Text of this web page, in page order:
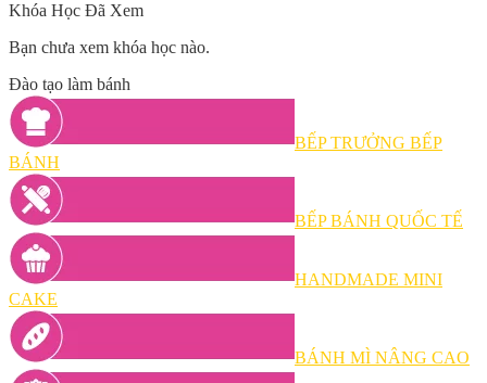
Khóa Học Đã Xem
Bạn chưa xem khóa học nào.
Đào tạo làm bánh
BẾP TRƯỞNG BẾP
BÁNH
BẾP BÁNH QUỐC TẾ
HANDMADE MINI
CAKE
BÁNH MÌ NÂNG CAO